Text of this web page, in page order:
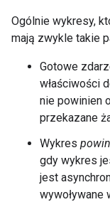
Ogólnie wykresy,
mają zwykle takie
Gotowe
właściwości
nie powinien
przekazane
Wykres
gdy wykres
jest
wywoływane